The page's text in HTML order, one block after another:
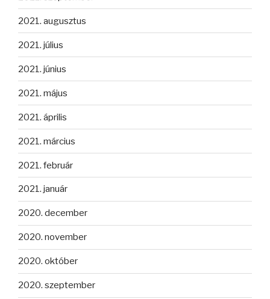
2021. augusztus
2021. július
2021. június
2021. május
2021. április
2021. március
2021. február
2021. január
2020. december
2020. november
2020. október
2020. szeptember